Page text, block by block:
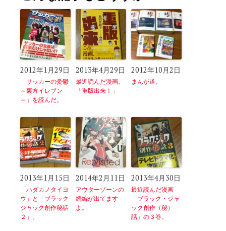
2012年1月29日
「サッカーの憂鬱
～裏方イレブン
～」を読んだ。
2013年4月29日
最近読んだ漫画。
「重版出来！」
2012年10月2日
まんが道。
2013年1月15日
「ハダカノタイヨ
ウ」と「ブラック
ジャック創作秘話
２」。
2014年2月11日
アウターゾーンの
続編が出てます
よ。
2013年4月30日
最近読んだ漫画
「ブラック・ジャ
ック創作（秘）
話」の３巻。